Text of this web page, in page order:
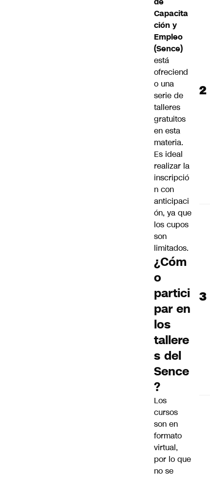
Capacita
ción y
Empleo
(Sence)
está
ofreciend
o una
serie de
talleres
gratuitos
en esta
materia.
Es ideal
realizar la
inscripció
n con
anticipaci
ón, ya que
los cupos
son
limitados.
¿Cóm
o
partici
par en
los
tallere
s del
Sence
?
Los
cursos
son en
formato
virtual,
por lo que
no se